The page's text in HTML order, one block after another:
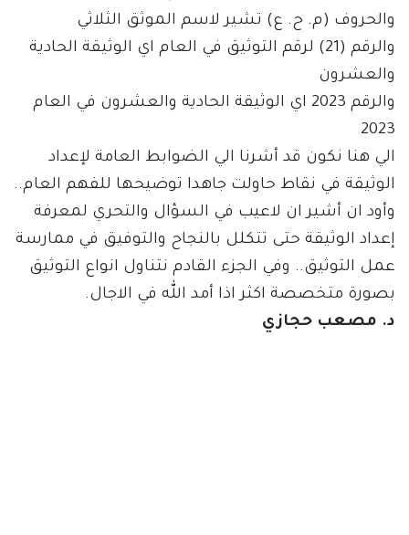
والحروف (م. ح. ع) تشير لاسم الموثق الثلاثي
والرقم (21) لرقم التوثيق في العام اي الوثيقة الحادية
والعشرون
والرقم 2023 اي الوثيقة الحادية والعشرون في العام
2023
الي هنا نكون قد أشرنا الي الضوابط العامة لإعداد
الوثيقة في نقاط حاولت جاهدا توضيحها للفهم العام..
وأود ان أشير ان لاعيب في السؤال والتحري لمعرفة
إعداد الوثيقة حتى تتكلل بالنجاح والتوفيق في ممارسة
عمل التوثيق.. وفي الجزء القادم نتناول انواع التوثيق
بصورة متخصصة اكثر اذا أمد الله في الاجال.
د. مصعب حجازي